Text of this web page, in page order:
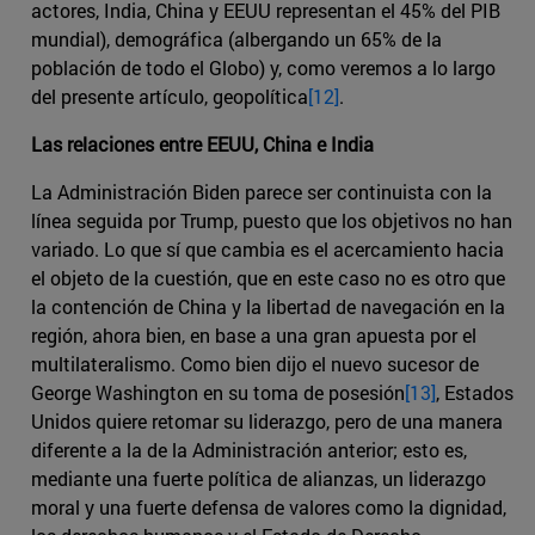
actores, India, China y EEUU representan el 45% del PIB
mundial), demográfica (albergando un 65% de la
población de todo el Globo) y, como veremos a lo largo
del presente artículo, geopolítica[12].
Las relaciones entre EEUU, China e India
La Administración Biden parece ser continuista con la
línea seguida por Trump, puesto que los objetivos no han
variado. Lo que sí que cambia es el acercamiento hacia
el objeto de la cuestión, que en este caso no es otro que
la contención de China y la libertad de navegación en la
región, ahora bien, en base a una gran apuesta por el
multilateralismo. Como bien dijo el nuevo sucesor de
George Washington en su toma de posesión[13], Estados
Unidos quiere retomar su liderazgo, pero de una manera
diferente a la de la Administración anterior; esto es,
mediante una fuerte política de alianzas, un liderazgo
moral y una fuerte defensa de valores como la dignidad,